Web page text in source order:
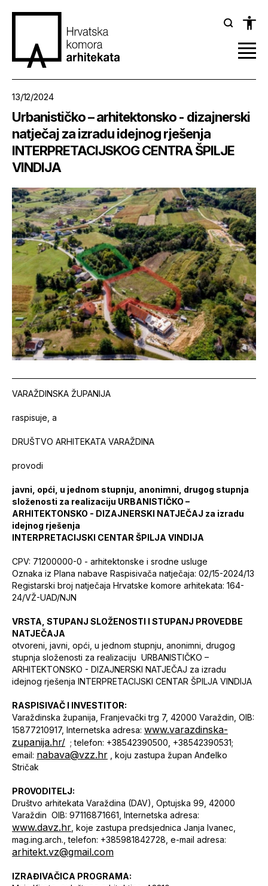
13/12/2024
Urbanističko – arhitektonsko - dizajnerski
natječaj za izradu idejnog rješenja
INTERPRETACIJSKOG CENTRA ŠPILJE
VINDIJA
VARAŽDINSKA ŽUPANIJA
raspisuje, a
DRUŠTVO ARHITEKATA VARAŽDINA
provodi
javni, opći, u jednom stupnju, anonimni, drugog stupnja
složenosti za realizaciju URBANISTIČKO –
ARHITEKTONSKO - DIZAJNERSKI NATJEČAJ za izradu
idejnog rješenja
INTERPRETACIJSKI CENTAR ŠPILJA VINDIJA
CPV: 71200000-0 - arhitektonske i srodne usluge
Oznaka iz Plana nabave Raspisivača natječaja: 02/15-2024/13
Registarski broj natječaja Hrvatske komore arhitekata: 164-
24/VŽ-UAD/NJN
VRSTA, STUPANJ SLOŽENOSTI I STUPANJ PROVEDBE
NATJEČAJA
otvoreni, javni, opći, u jednom stupnju, anonimni, drugog
stupnja složenosti za realizaciju URBANISTIČKO –
ARHITEKTONSKO - DIZAJNERSKI NATJEČAJ za izradu
idejnog rješenja INTERPRETACIJSKI CENTAR ŠPILJA VINDIJA
RASPISIVAČ I INVESTITOR:
Varaždinska županija, Franjevački trg 7, 42000 Varaždin, OIB:
15877210917, Internetska adresa: www.varazdinska-
zupanija.hr/ ; telefon: +38542390500, +38542390531;
email: nabava@vzz.hr , koju zastupa župan Anđelko
Stričak
PROVODITELJ:
Društvo arhitekata Varaždina (DAV), Optujska 99, 42000
Varaždin OIB: 97116871661, Internetska adresa:
www.davz.hr , koje zastupa predsjednica Janja Ivanec,
mag.ing.arch., telefon: +385981842728, e-mail adresa:
arhitekt.vz@gmail.com
IZRAĐIVAČICA PROGRAMA: